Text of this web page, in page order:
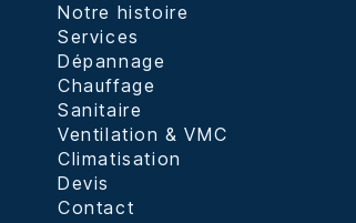
Notre histoire
Services
Dépannage
Chauffage
Sanitaire
Ventilation & VMC
Climatisation
Devis
Contact